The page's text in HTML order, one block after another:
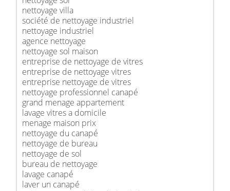
nettoyage villa
société de nettoyage industriel
nettoyage industriel
agence nettoyage
nettoyage sol maison
entreprise de nettoyage de vitres
entreprise de nettoyage vitres
entreprise nettoyage de vitres
nettoyage professionnel canapé
grand menage appartement
lavage vitres a domicile
menage maison prix
nettoyage du canapé
nettoyage de bureau
nettoyage de sol
bureau de nettoyage
lavage canapé
laver un canapé